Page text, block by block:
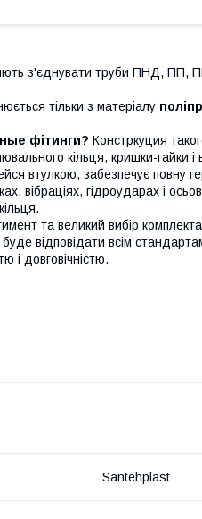
з'єднувати труби ПНД, ПП,
тільки з матеріалу
фітинги? Констркуция
кільця, кришки-гайки
втулкою, забезпечує повну
вібраціях, гідроударах і
та великий вибір
відповідати всім
і довговічністю.
Santehplast